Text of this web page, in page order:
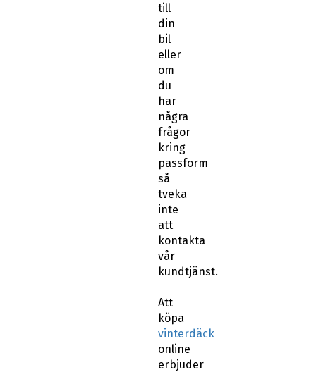
till
din
bil
eller
om
du
har
några
frågor
kring
passform
så
tveka
inte
att
kontakta
vår
kundtjänst.
Att
köpa
vinterdäck
online
erbjuder